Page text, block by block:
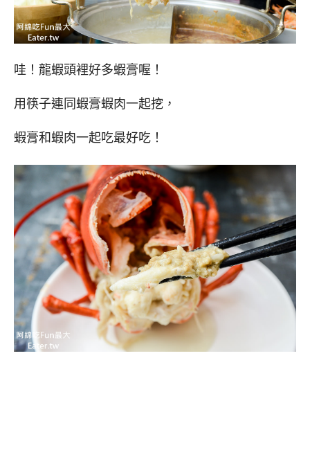
哇！龍蝦頭裡好多蝦膏喔！
用筷子連同蝦膏蝦肉一起挖，
蝦膏和蝦肉一起吃最好吃！